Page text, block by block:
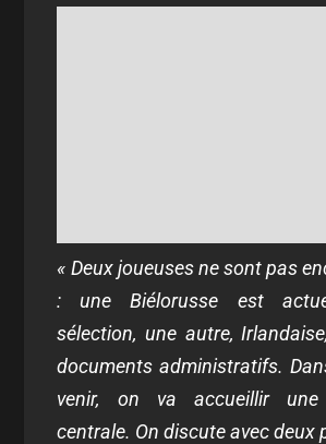
« Deux joueuses ne sont pas
: une Biélorusse est
sélection, une autre,
documents administratifs.
venir, on va accueillir une
centrale. On discute avec deux